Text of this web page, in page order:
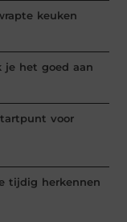
keuken
je het goed aan
voor
tijdig herkennen